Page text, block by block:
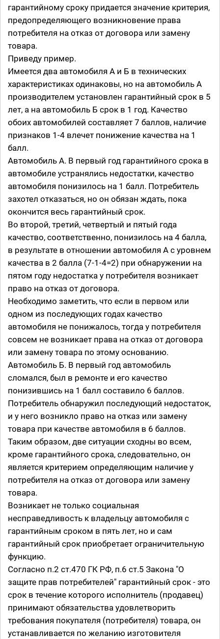
гарантийному сроку придается значение критерия,
предопределяющего возникновение права
потребителя на отказ от договора или замену
товара.
Приведу пример.
Имеется два автомобиля А и Б в технических
характеристиках одинаковы, но на автомобиль А
производителем установлен гарантийный срок в 5
лет, а на автомобиль Б срок в 1 год. Качество
обоих автомобилей составляет 7 баллов, наличие
признаков 1-4 влечет понижение качества на 1
балл.
Автомобиль А. В первый год гарантийного срока в
автомобиле устранялись недостатки, качество
автомобиля понизилось на 1 балл. Потребитель
захотел отказаться, но он обязан ждать, пока
окончится весь гарантийный срок.
Во второй, третий, четвертый и пятый года
качество, соответственно, понизилось на 4 балла,
в результате в отношении автомобиля А с уровнем
качества в 2 балла (7-1-4=2) при обнаружении на
пятом году недостатка у потребителя возникает
право на отказ от договора.
Необходимо заметить, что если в первом или
одном из последующих годах качество
автомобиля не понижалось, тогда у потребителя
совсем не возникает права на отказ от договора
или замену товара по этому основанию.
Автомобиль Б. В первый год автомобиль
сломался, был в ремонте и его качество
понизившись на 1 балл составило 6 баллов.
Потребитель обнаружил последующий недостаток,
и у него возникло право на отказ или замену
товара при качестве автомобиля в 6 баллов.
Таким образом, две ситуации сходны во всем,
кроме гарантийного срока, следовательно, он
является критерием определяющим наличие у
потребителя на отказ от договора или замену
товара.
Возникает не только социальная
несправедливость к владельцу автомобиля с
гарантийным сроком в пять лет, но и сам
гарантийный срок приобретает ограничительную
функцию.
Согласно п.2 ст.470 ГК РФ, п.6 ст.5 Закона "О
защите прав потребителей" гарантийный срок - это
срок в течение которого исполнитель (продавец)
принимают обязательства удовлетворить
требования покупателя (потребителя) товара, он
устанавливается по желанию изготовителя